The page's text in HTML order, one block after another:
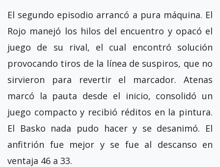
El segundo episodio arrancó a pura máquina. El
Rojo manejó los hilos del encuentro y opacó el
juego de su rival, el cual encontró solución
provocando tiros de la línea de suspiros, que no
sirvieron para revertir el marcador. Atenas
marcó la pauta desde el inicio, consolidó un
juego compacto y recibió réditos en la pintura.
El Basko nada pudo hacer y se desanimó. El
anfitrión fue mejor y se fue al descanso en
ventaja 46 a 33.